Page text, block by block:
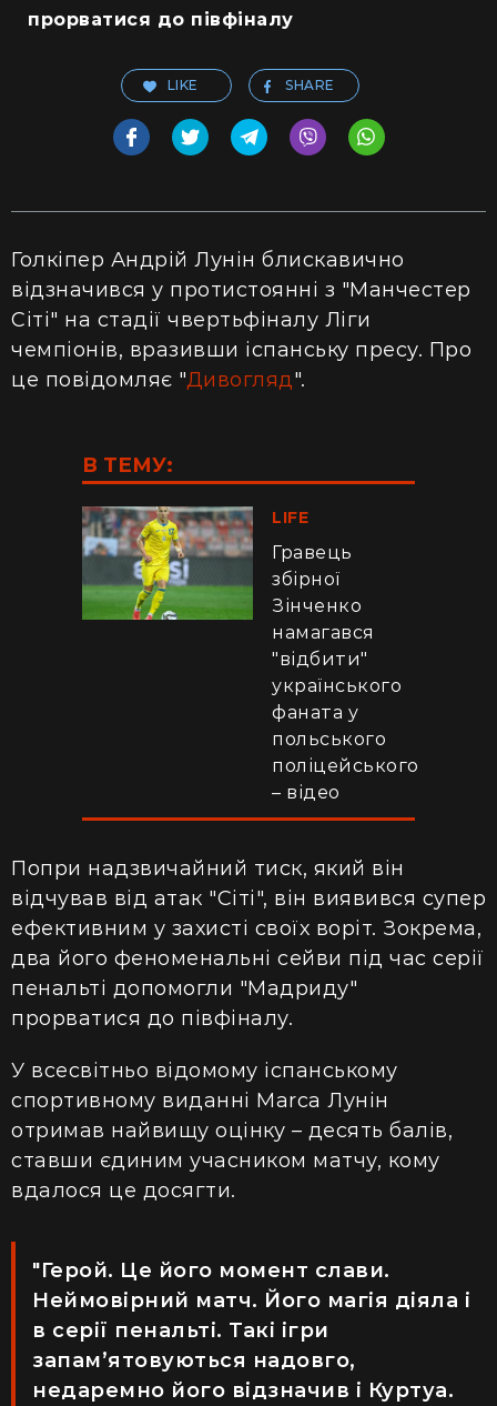
прорватися до півфіналу
LIKE SHARE
Голкіпер Андрій Лунін блискавично
відзначився у протистоянні з "Манчестер
Сіті" на стадії чвертьфіналу Ліги
чемпіонів, вразивши іспанську пресу. Про
це повідомляє "Дивогляд".
В ТЕМУ:
LIFE
Гравець
збірної
Зінченко
намагався
"відбити"
українського
фаната у
польського
поліцейського
– відео
Попри надзвичайний тиск, який він
відчував від атак "Сіті", він виявився супер
ефективним у захисті своїх воріт. Зокрема,
два його феноменальні сейви під час серії
пенальті допомогли "Мадриду"
прорватися до півфіналу.
У всесвітньо відомому іспанському
спортивному виданні Marca Лунін
отримав найвищу оцінку – десять балів,
ставши єдиним учасником матчу, кому
вдалося це досягти.
"Герой. Це його момент слави.
Неймовірний матч. Його магія діяла і
в серії пенальті. Такі ігри
запам’ятовуються надовго,
недаремно його відзначив і Куртуа.